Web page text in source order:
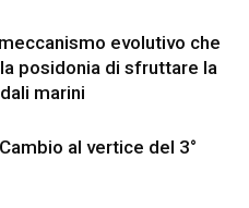
evolutivo che
posidonia di sfruttare la
marini
al vertice del 3°